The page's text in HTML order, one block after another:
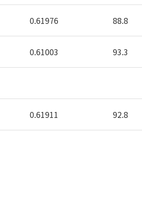
0.61976 88.8
0.61003 93.3
0.61911 92.8